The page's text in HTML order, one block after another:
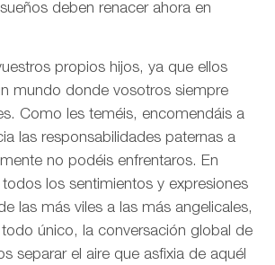
deben renacer ahora en
propios hijos, ya que ellos
mundo donde vosotros siempre
Como les teméis, encomendáis a
las responsabilidades paternas a
no podéis enfrentaros. En
los sentimientos y expresiones
las más viles a las más angelicales,
único, la conversación global de
separar el aire que asfixia de aquél